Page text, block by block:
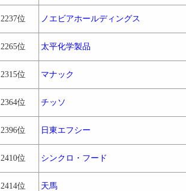
2237位 ノエビアホールディングス
2265位 太平化学製品
2315位 マナック
2364位 チッソ
2396位 日東エフシー
2410位 シンクロ・フード
2414位 天馬